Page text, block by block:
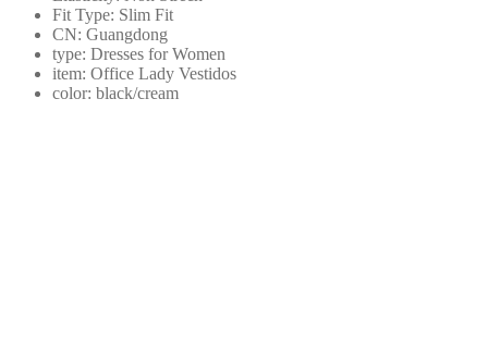
Fit Type: Slim Fit
CN: Guangdong
type: Dresses for Women
item: Office Lady Vestidos
color: black/cream